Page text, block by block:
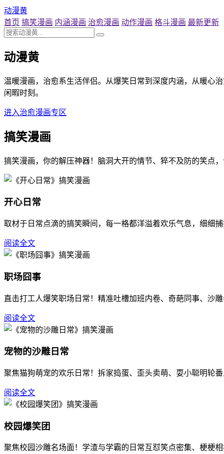
动漫黄
首页 搞笑漫画 内涵漫画 治愈漫画 动作漫画 格斗漫画 最新更新
动漫黄
温暖漫画，治愈系生活伴侣。从爆笑日常到深度内涵，从暖心
闲暇时刻。
进入治愈漫画专区
搞笑漫画
搞笑漫画，你的解压神器！脑洞大开的情节、猝不及防的笑点
开心日常
取材于日常点滴的搞笑瞬间，每一格都洋溢着欢乐气息，细细
阅读全文
职场囧事
直击打工人爆笑职场日常！精准吐槽加班内卷、奇葩同事、沙
阅读全文
宠物的沙雕日常
聚焦猫狗萌宠的欢乐日常！拆家捣蛋、歪头卖萌、耍小聪明轮
阅读全文
校园爆笑团
聚焦校园沙雕名场面！学渣与学霸的日常互怼笑点密集、梗梗